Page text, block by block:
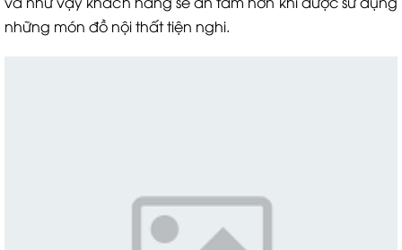
những món đồ nội thất tiện nghi.